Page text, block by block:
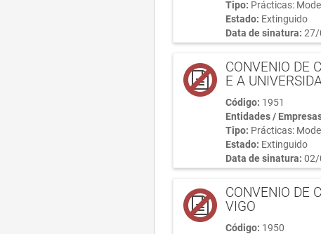
Tipo: Prácticas:
Estado: Extinguido
Data de sinatura: 27/
CONVENIO DE
E A
Código: 1951
Entidades /
Tipo: Prácticas:
Estado: Extinguido
Data de sinatura: 02/
CONVENIO DE
VIGO
Código: 1950